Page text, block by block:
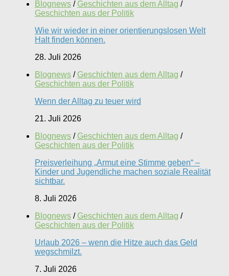
Blognews / Geschichten aus dem Alltag /
Geschichten aus der Politik
Wie wir wieder in einer orientierungslosen Welt
Halt finden können.
28. Juli 2026
Blognews / Geschichten aus dem Alltag /
Geschichten aus der Politik
Wenn der Alltag zu teuer wird
21. Juli 2026
Blognews / Geschichten aus dem Alltag /
Geschichten aus der Politik
Preisverleihung „Armut eine Stimme geben“ –
Kinder und Jugendliche machen soziale Realität
sichtbar.
8. Juli 2026
Blognews / Geschichten aus dem Alltag /
Geschichten aus der Politik
Urlaub 2026 – wenn die Hitze auch das Geld
wegschmilzt.
7. Juli 2026